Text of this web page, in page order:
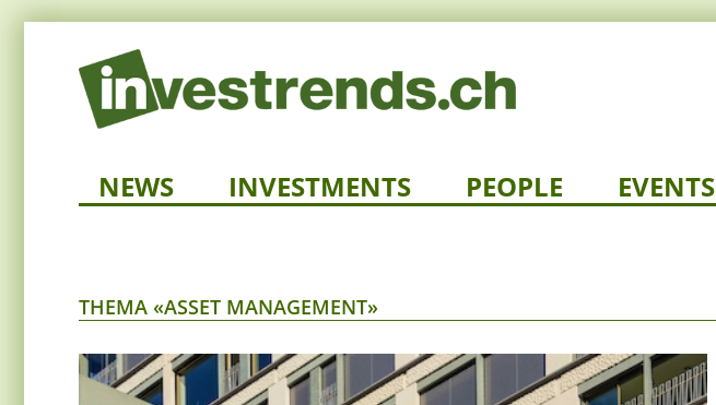
NEWS INVESTMENTS PEOPLE EVENTS
THEMA «ASSET MANAGEMENT»